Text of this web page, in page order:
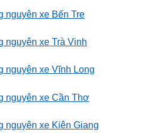
nguyên xe Bến Tre
nguyên xe Trà Vinh
nguyên xe Vĩnh Long
nguyên xe Cần Thơ
nguyên xe Kiên Giang